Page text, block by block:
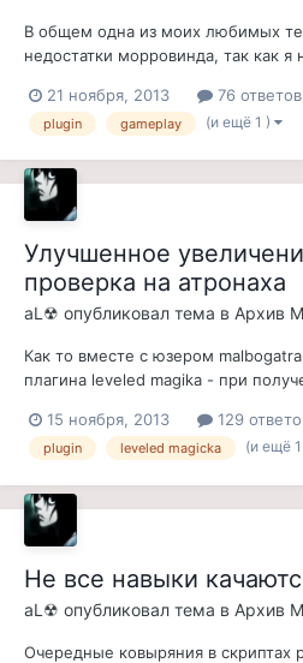
В общем одна из моих любимых
недостатки морровинда, так как
давно мечтал сделать так, чтобы
одеться в эбонит или стелко, т.е.
21 ноября, 2013 76 ответов
plugin gameplay (и ещё 1 )
Улучшенное
проверка на атронаха
aL☢ опубликовал тема в Архив
Как то вместе с юзером
плагина leveled magika - при
получении общего количества
регенерацию магии в 2 пункта, а
15 ноября, 2013 129
plugin leveled magicka (и ещё 1
Не все навыки
aL☢ опубликовал тема в Архив
Очередные ковыряния в скриптах